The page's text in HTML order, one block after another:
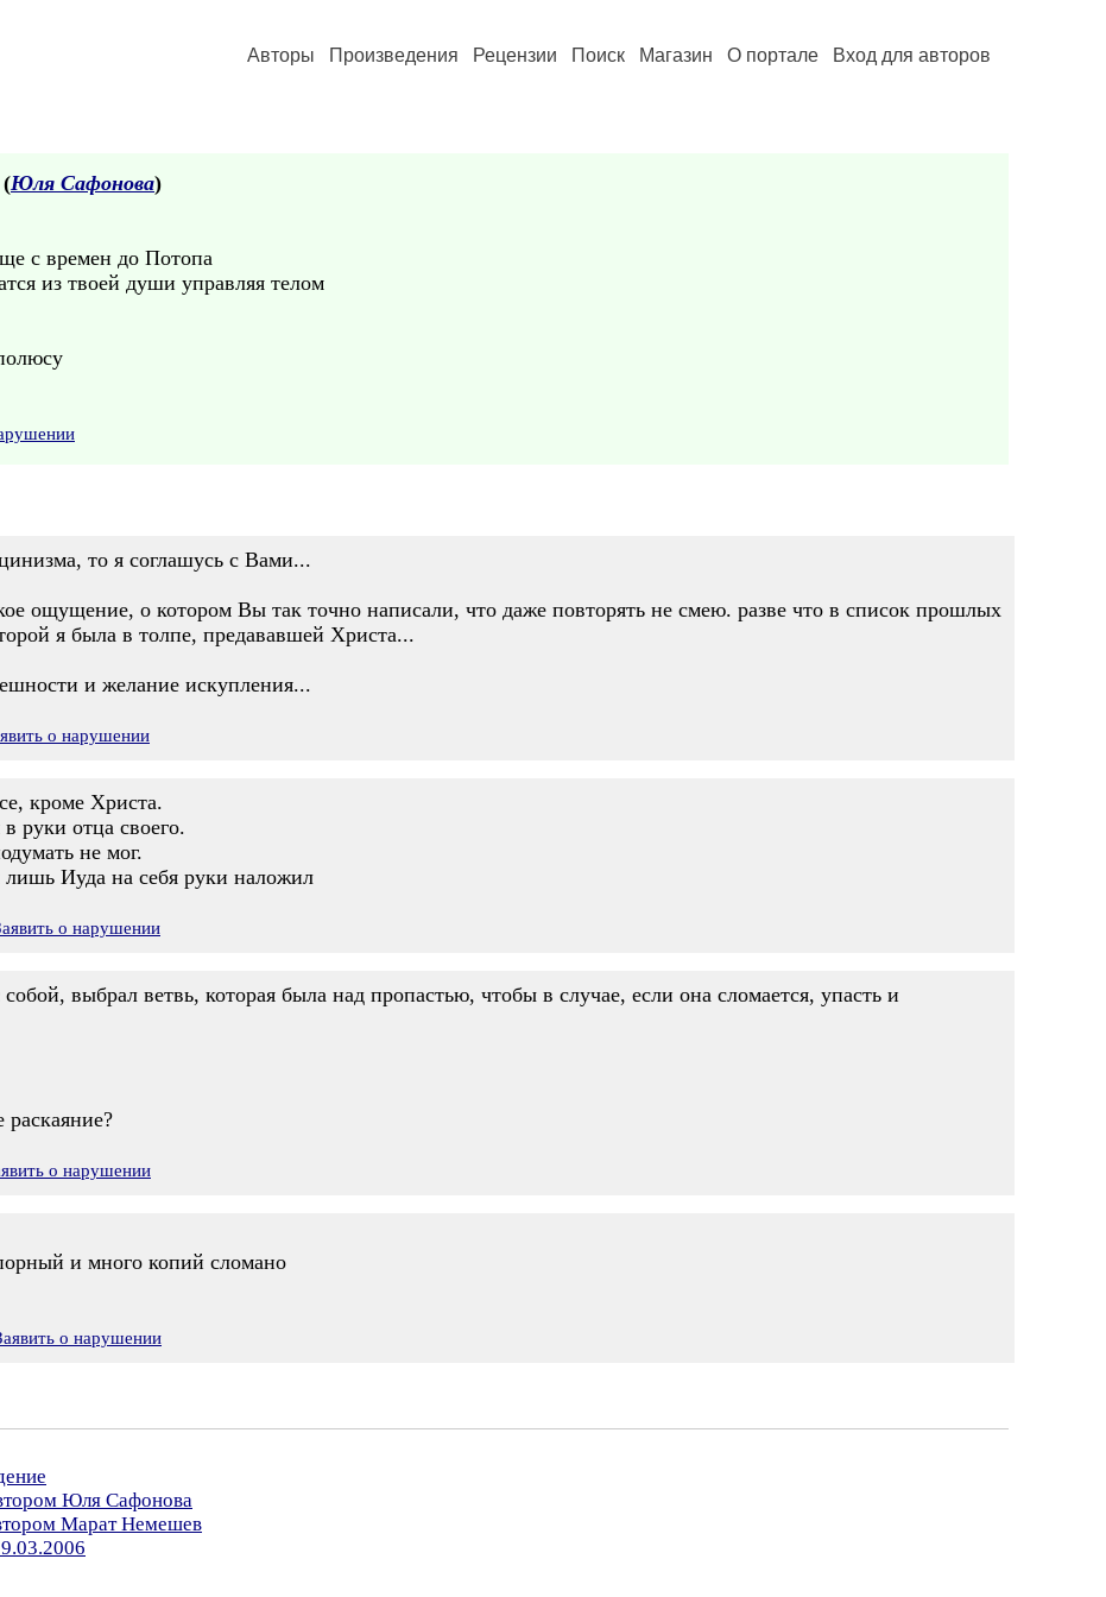
Авторы Произведения Рецензии Поиск Магазин О портале Вход для авторов
(Юля Сафонова)
с времен до Потопа
из твоей души управляя телом
то я соглашусь с Вами...
ощущение, о котором Вы так точно написали, что даже повторять не смею. разве что в список прошлых
я была в толпе, предававшей Христа...
и желание искупления...
о нарушении
кроме Христа.
руки отца своего.
не мог.
лишь Иуда на себя руки наложил
о нарушении
выбрал ветвь, которая была над пропастью, чтобы в случае, если она сломается, упасть и
о нарушении
и много копий сломано
о нарушении
Юля Сафонова
Марат Немешев